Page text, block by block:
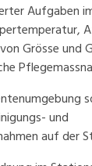
Aufgaben
Grösse und
und
auf der